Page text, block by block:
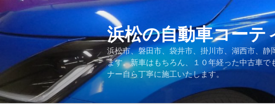
ン
ス
キ
ッ
浜松の自動車コーテ
浜松市、磐田市、袋井市、掛川市、湖西市、
ます。新車はもちろん、１０年経った中古車
ナー自ら丁寧に施工いたします。